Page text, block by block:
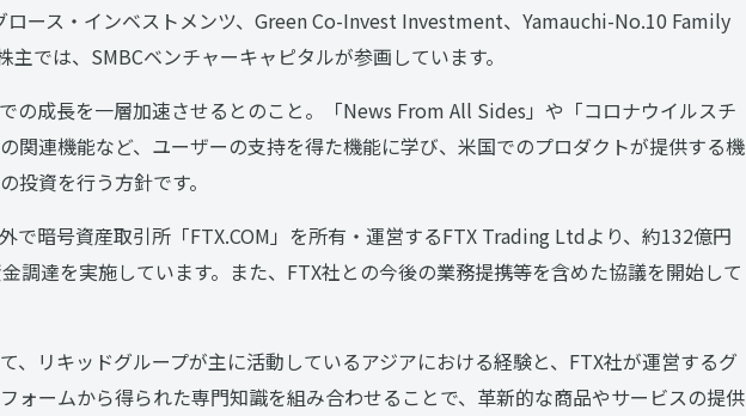
ロース・インベストメンツ、Green Co-Invest Investment、Yamauchi-No.10 Family
では、SMBCベンチャーキャピタルが参画しています。
の成長を一層加速させるとのこと。「News From All Sides」や「コロナウイルスチ
関連機能など、ユーザーの支持を得た機能に学び、米国でのプロダクトが提供する機
投資を行う方針です。
で暗号資産取引所「FTX.COM」を所有・運営するFTX Trading Ltdより、約132億円
金調達を実施しています。また、FTX社との今後の業務提携等を含めた協議を開始して
、リキッドグループが主に活動しているアジアにおける経験と、FTX社が運営するグ
ォームから得られた専門知識を組み合わせることで、革新的な商品やサービスの提供